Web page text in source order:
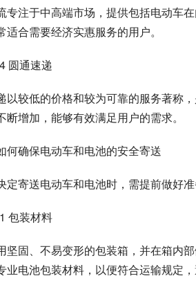
专注于中高端市场，提供包括电动车
适合需要经济实惠服务的用户。
圆通速递
以较低的价格和较为可靠的服务著称
断增加，能够有效满足用户的需求。
何确保电动车和电池的安全寄送
定寄送电动车和电池时，需提前做好
包装材料
坚固、不易变形的包装箱，并在箱内
业电池包装材料，以便符合运输规定，